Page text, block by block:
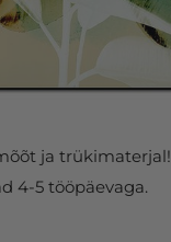
ja trükimaterjal!
4-5 tööpäevaga.